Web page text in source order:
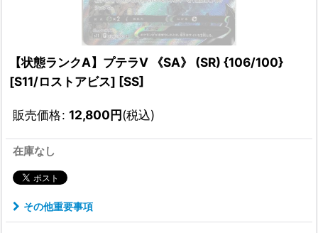
【状態ランクA】プテラV 《SA》 (SR) {106/100}
[S11/ロストアビス] [SS]
販売価格: 12,800円(税込)
在庫なし
その他重要事項